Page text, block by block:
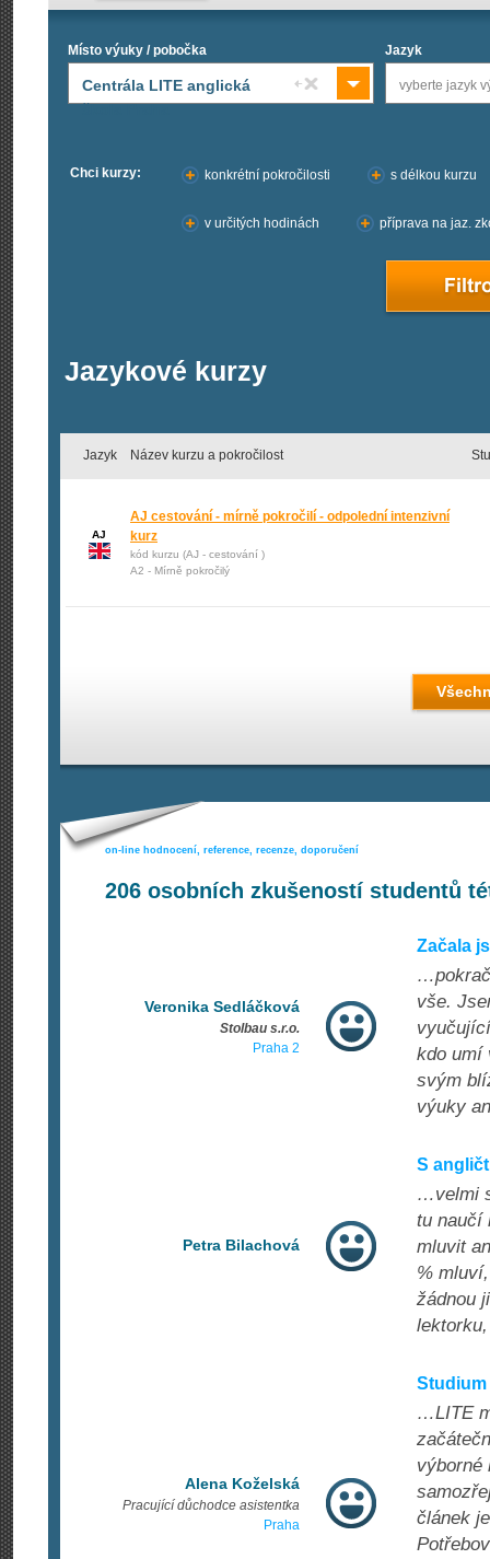
Místo výuky / pobočka
Centrála LITE anglická
škola Praha
Jazyk
vyberte jazyk
Chci kurzy: konkrétní pokročilosti s délkou kurzu
v určitých hodinách příprava na jaz.
Jazykové kurzy
Jazyk Název kurzu a pokročilost
AJ
AJ cestování - mírně pokročilí - odpolední intenzivní
kurz
kód kurzu (AJ - cestování )
A2 - Mírně pokročilý
on-line hodnocení, reference, recenze, doporučení
206 osobních zkušeností studentů
Veronika Sedláčková
Stolbau s.r.o.
Praha 2
Začala
vše.
kdo umí
svým
výuky
Petra Bilachová
S
…velmi
tu naučí
mluvit
%
žádnou
Alena Koželská
Pracující důchodce asistentka
Praha
…LITE
výborné
článek